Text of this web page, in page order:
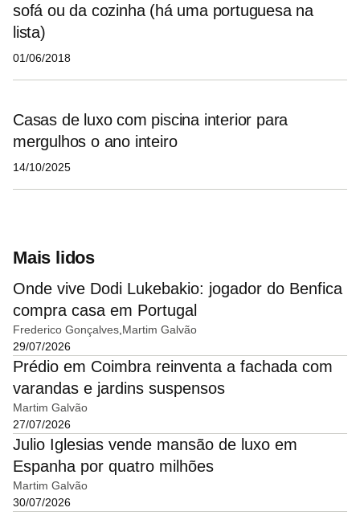
sofá ou da cozinha (há uma portuguesa na
lista)
01/06/2018
Casas de luxo com piscina interior para
mergulhos o ano inteiro
14/10/2025
Mais lidos
Onde vive Dodi Lukebakio: jogador do Benfica
compra casa em Portugal
Frederico Gonçalves Martim Galvão
29/07/2026
Prédio em Coimbra reinventa a fachada com
varandas e jardins suspensos
Martim Galvão
27/07/2026
Julio Iglesias vende mansão de luxo em
Espanha por quatro milhões
Martim Galvão
30/07/2026